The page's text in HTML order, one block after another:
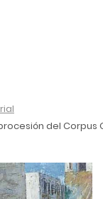
del Corpus